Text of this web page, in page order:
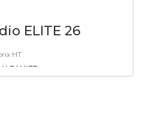
ELITE 26
HT
PANIER